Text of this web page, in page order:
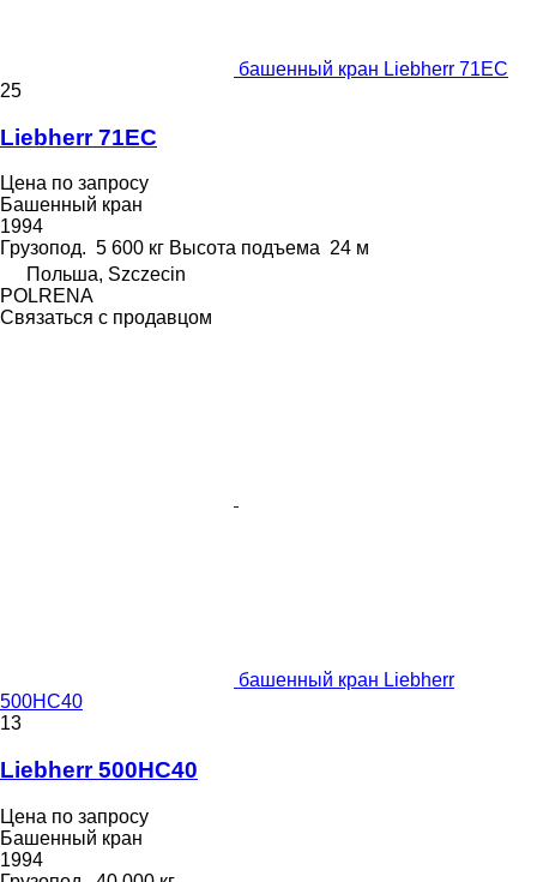
башенный кран Liebherr 71EC
25
Liebherr 71EC
Цена по запросу
Башенный кран
1994
Грузопод. 5 600 кг Высота подъема 24 м
Польша, Szczecin
POLRENA
Связаться с продавцом
башенный кран Liebherr
500HC40
13
Liebherr 500HC40
Цена по запросу
Башенный кран
1994